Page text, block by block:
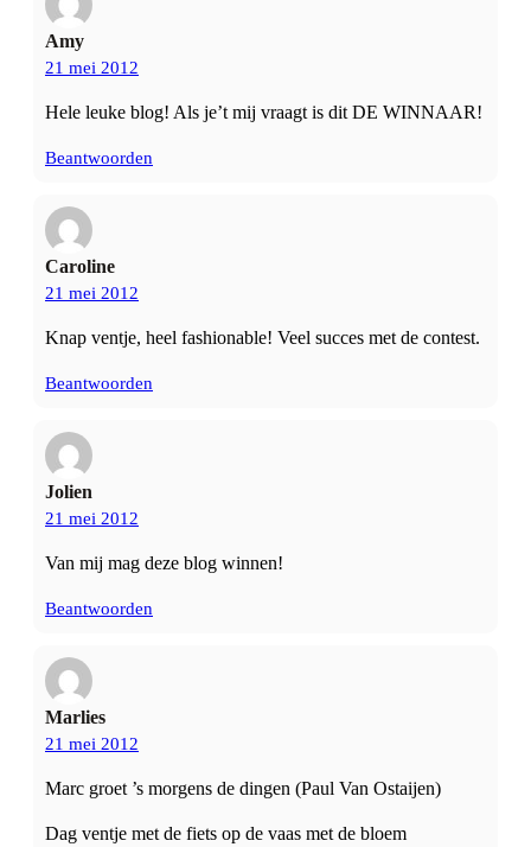
Amy
21 mei 2012
Hele leuke blog! Als je’t mij vraagt is dit DE WINNAAR!
Beantwoorden
Caroline
21 mei 2012
Knap ventje, heel fashionable! Veel succes met de contest.
Beantwoorden
Jolien
21 mei 2012
Van mij mag deze blog winnen!
Beantwoorden
Marlies
21 mei 2012
Marc groet ’s morgens de dingen (Paul Van Ostaijen)
Dag ventje met de fiets op de vaas met de bloem